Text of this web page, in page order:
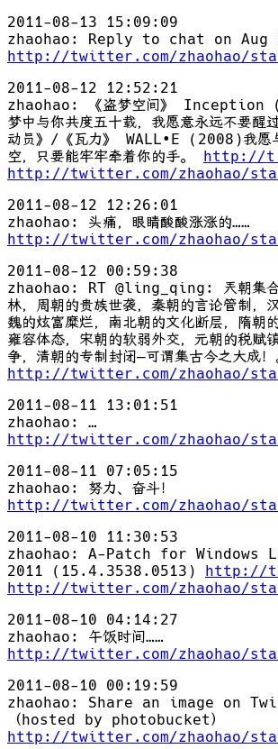
2011-08-13 15:09:09
zhaohao: Reply to chat on Aug
http://twitter.com/zhaohao/
2011-08-12 12:52:21
zhaohao: 《盗梦空间》 Inception
梦中与你共度五十载，我愿意永远不要醒
动员》/《瓦力》 WALL•E (2008)我愿
空，只要能牢牢牵着你的手。 http://
http://twitter.com/zhaohao/
2011-08-12 12:26:01
zhaohao: 头痛，眼睛酸酸涨涨的……
http://twitter.com/zhaohao/
2011-08-12 00:59:38
zhaohao: RT @ling_qing: 兲朝集合
林，周朝的贵族世袭，秦朝的言论管制，
魏的炫富糜烂，南北朝的文化断层，隋朝
雍容体态，宋朝的软弱外交，元朝的税赋
争，清朝的专制封闭—可谓集古今之大成！
http://twitter.com/zhaohao/
2011-08-11 13:01:51
zhaohao: …
http://twitter.com/zhaohao/
2011-08-11 07:05:15
zhaohao: 努力、奋斗！
http://twitter.com/zhaohao/
2011-08-10 11:30:53
zhaohao: A-Patch for Windows
2011 (15.4.3538.0513) http://
http://twitter.com/zhaohao/
2011-08-10 04:14:27
zhaohao: 午饭时间……
http://twitter.com/zhaohao/
2011-08-10 00:19:59
zhaohao: Share an image on
（hosted by photobucket）
http://twitter.com/zhaohao/